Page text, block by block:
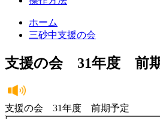
ホーム
三砂中支援の会
支援の会 31年度 前
支援の会 31年度 前期予定